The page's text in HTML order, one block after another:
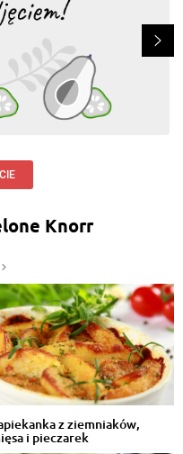
Knorr
z ziemniaków,
i pieczarek